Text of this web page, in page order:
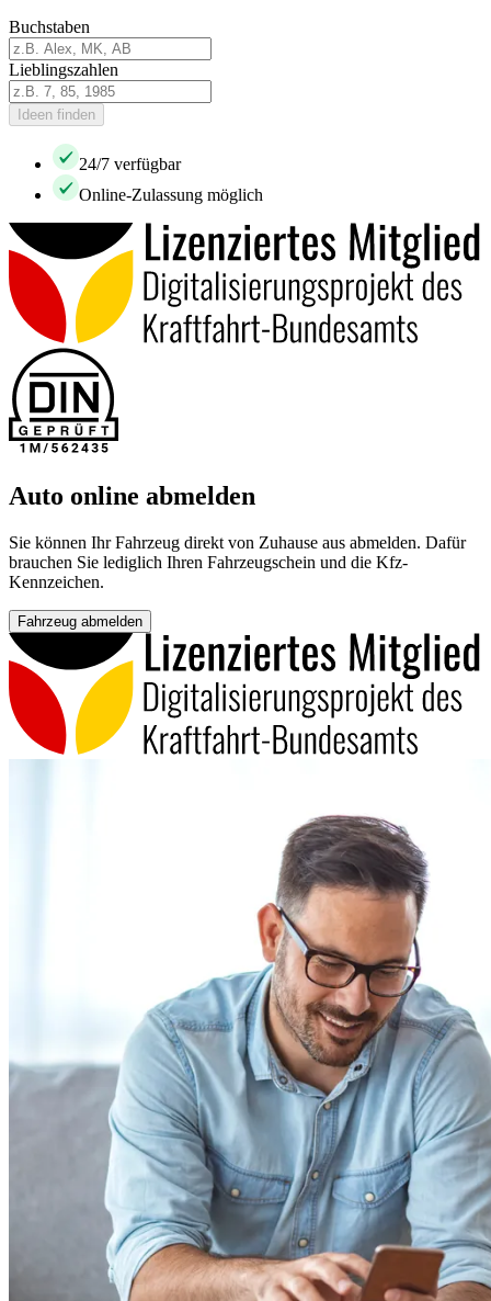
Buchstaben
Lieblingszahlen
Ideen finden
24/7 verfügbar
Online-Zulassung möglich
Auto online abmelden
Sie können Ihr Fahrzeug direkt von Zuhause aus abmelden. Dafür
brauchen Sie lediglich Ihren Fahrzeugschein und die Kfz-
Kennzeichen.
Fahrzeug abmelden